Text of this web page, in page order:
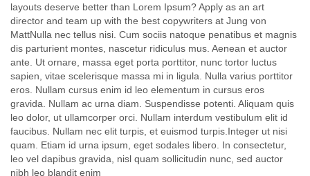
layouts deserve better than Lorem Ipsum? Apply as an art
director and team up with the best copywriters at Jung von
MattNulla nec tellus nisi. Cum sociis natoque penatibus et magnis
dis parturient montes, nascetur ridiculus mus. Aenean et auctor
ante. Ut ornare, massa eget porta porttitor, nunc tortor luctus
sapien, vitae scelerisque massa mi in ligula. Nulla varius porttitor
eros. Nullam cursus enim id leo elementum in cursus eros
gravida. Nullam ac urna diam. Suspendisse potenti. Aliquam quis
leo dolor, ut ullamcorper orci. Nullam interdum vestibulum elit id
faucibus. Nullam nec elit turpis, et euismod turpis.Integer ut nisi
quam. Etiam id urna ipsum, eget sodales libero. In consectetur,
leo vel dapibus gravida, nisl quam sollicitudin nunc, sed auctor
nibh leo blandit enim